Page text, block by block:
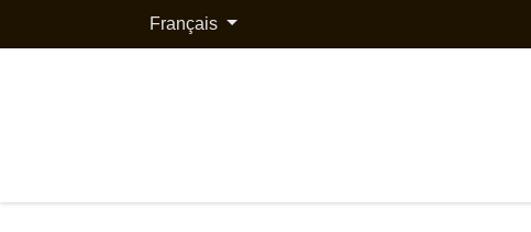
Se rendre au contenu
Français